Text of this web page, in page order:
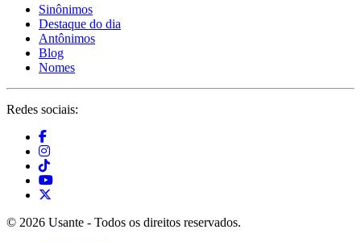
Sinônimos
Destaque do dia
Antônimos
Blog
Nomes
Redes sociais:
© 2026 Usante - Todos os direitos reservados.